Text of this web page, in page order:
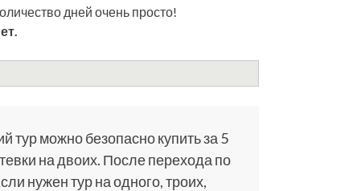
дней очень просто!
тур можно безопасно купить за 5
на двоих. После перехода по
нужен тур на одного, троих,